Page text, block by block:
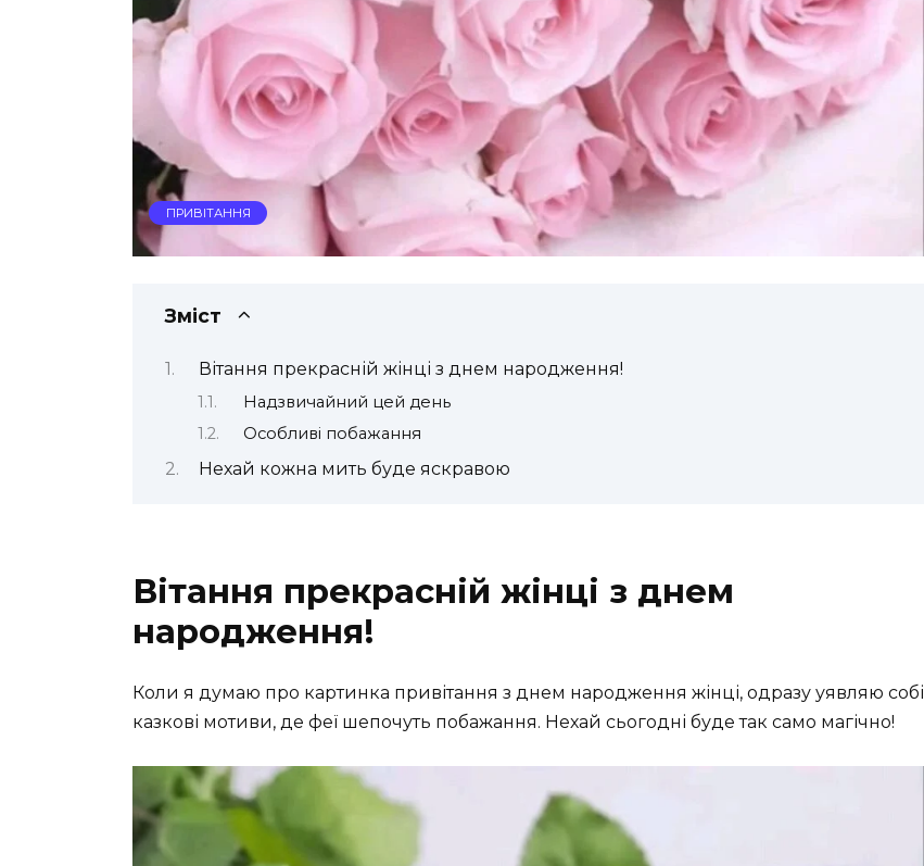
ПРИВІТАННЯ
Зміст
Вітання прекрасній жінці з днем народження!
Надзвичайний цей день
Особливі побажання
Нехай кожна мить буде яскравою
Вітання прекрасній жінці з днем
народження!
Коли я думаю про картинка привітання з днем народження жінці, одразу уявляю собі
казкові мотиви, де феї шепочуть побажання. Нехай сьогодні буде так само магічно!